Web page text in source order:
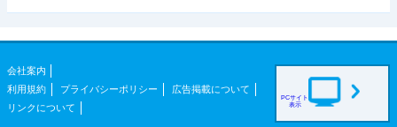
会社案内
利用規約
プライバシーポリシー
広告掲載について
リンクについて
PCサイト
表示